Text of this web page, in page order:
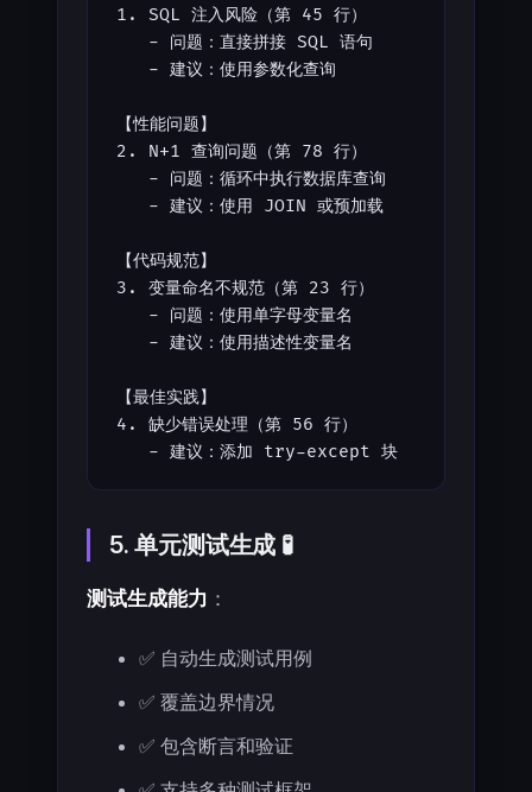
1. SQL 注入风险（第 45 行）
   - 问题：直接拼接 SQL 语句
   - 建议：使用参数化查询
【性能问题】
2. N+1 查询问题（第 78 行）
   - 问题：循环中执行数据库查询
   - 建议：使用 JOIN 或预加载
【代码规范】
3. 变量命名不规范（第 23 行）
   - 问题：使用单字母变量名
   - 建议：使用描述性变量名
【最佳实践】
4. 缺少错误处理（第 56 行）
   - 建议：添加 try-except 块
5. 单元测试生成 🧪
测试生成能力 ：
✅ 自动生成测试用例
✅ 覆盖边界情况
✅ 包含断言和验证